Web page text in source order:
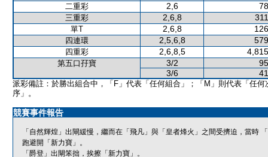
二重彩
2,6
三重彩 2,6,8
單T 2,6,8
四連環 2,5,6,8
四重彩 2,6,8,5
第五口孖寶 3/2
3/6
派彩備註：於勝出組合中，「F」代表「任何組合」；「M」則代表「任何
序」。
競賽事件報告
「自然輝煌」出閘緩慢，繼而在「飛凡」與「皇者烽火」之間受擠迫，當時
跑避開「新力寶」。
「爵登」出閘笨拙，挨擦「新力寶」。